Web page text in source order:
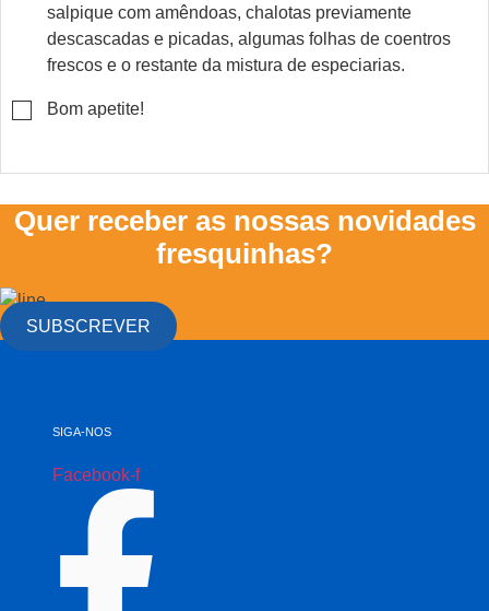
salpique com amêndoas, chalotas previamente
descascadas e picadas, algumas folhas de coentros
frescos e o restante da mistura de especiarias.
▢
Bom apetite!
Quer receber as nossas novidades
fresquinhas?
SUBSCREVER
SIGA-NOS
Facebook-f